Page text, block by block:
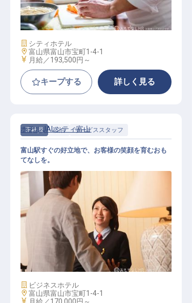
【正社員】調理スタッフ
施設業態
シティホテル
勤務地
富山県富山市宝町1-4-1
給与
月給／193,500円～
キープする 詳しく見る
正社員 宿泊 サービススタッフ
ゲストサービス（フロント・レスト
ホテルJALシティ富山
富山駅すぐの好立地で、お客様の笑顔を育むおも
てなしを。
施設業態
ビジネスホテル
勤務地
富山県富山市宝町1-4-1
給与
月給／170,000円～